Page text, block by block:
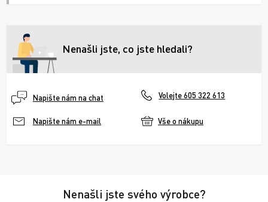
Nenašli jste, co jste hledali?
Napište nám na chat Volejte 605 322 613
Napište nám e-mail Vše o nákupu
Nenašli jste svého výrobce?